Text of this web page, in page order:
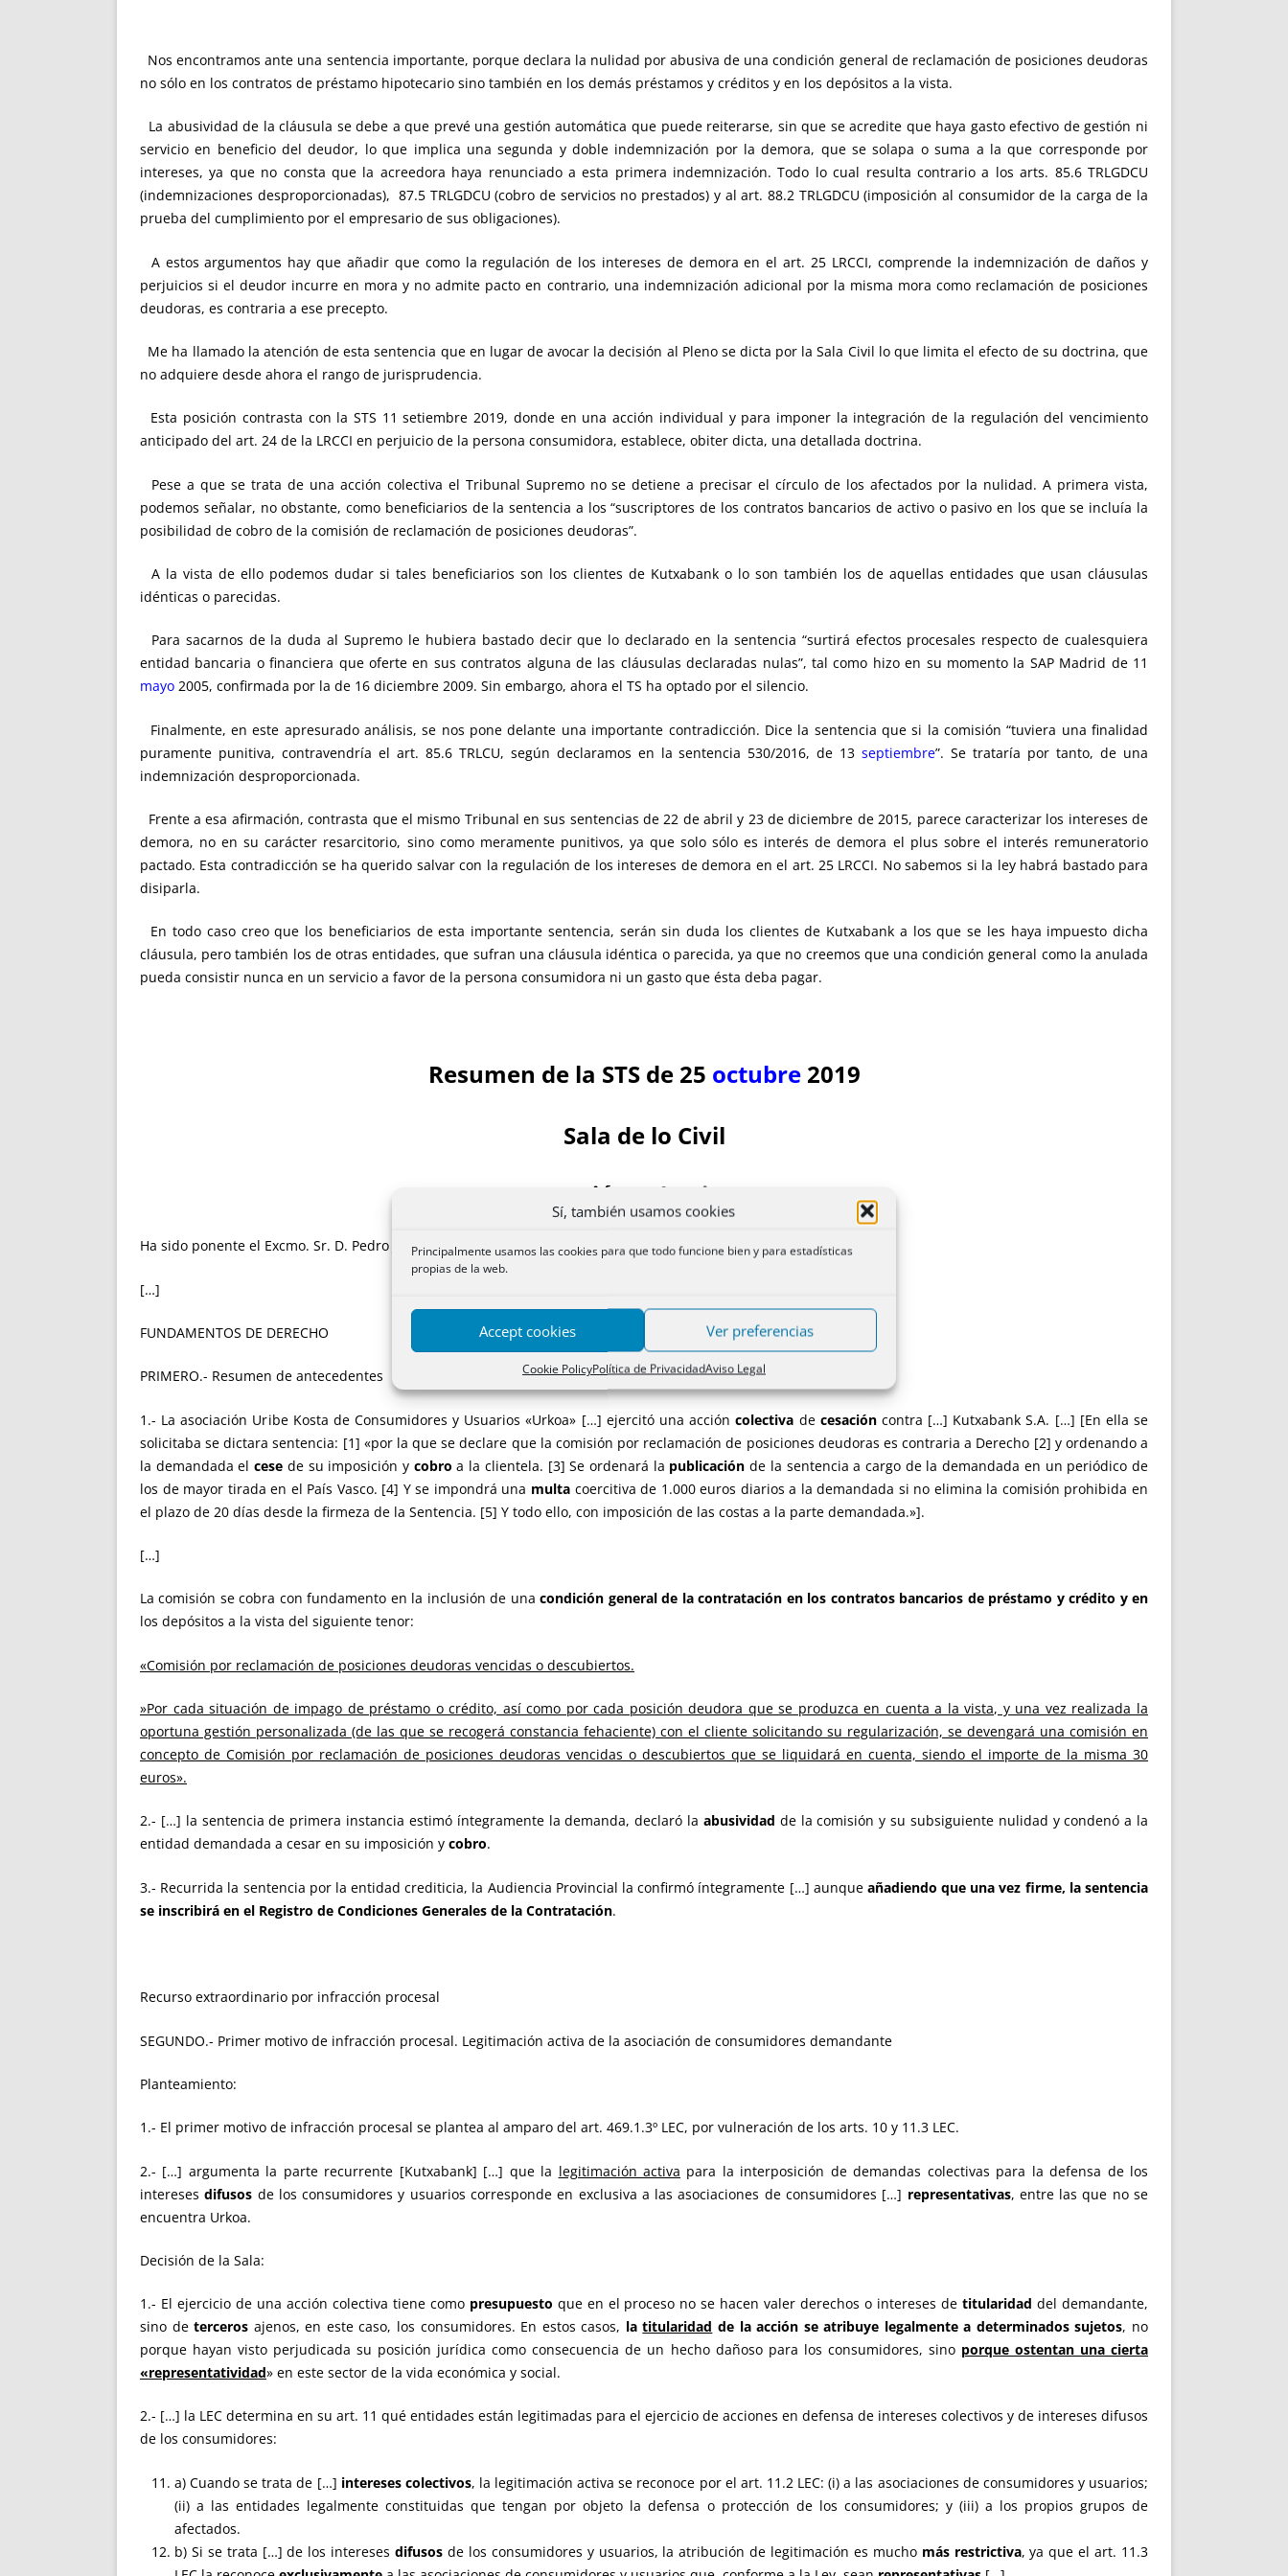
Sí, también usamos cookies
Principalmente usamos las cookies para que todo funcione bien y para estadísticas
propias de la web.
Accept cookies Ver preferencias
Cookie PolicyPolítica de PrivacidadAviso Legal
Nos encontramos ante una sentencia importante, porque declara la nulidad por abusiva de una condición general de reclamación de posiciones deudoras
no sólo en los contratos de préstamo hipotecario sino también en los demás préstamos y créditos y en los depósitos a la vista.
La abusividad de la cláusula se debe a que prevé una gestión automática que puede reiterarse, sin que se acredite que haya gasto efectivo de gestión ni
servicio en beneficio del deudor, lo que implica una segunda y doble indemnización por la demora, que se solapa o suma a la que corresponde por
intereses, ya que no consta que la acreedora haya renunciado a esta primera indemnización. Todo lo cual resulta contrario a los arts. 85.6 TRLGDCU
(indemnizaciones desproporcionadas), 87.5 TRLGDCU (cobro de servicios no prestados) y al art. 88.2 TRLGDCU (imposición al consumidor de la carga de la
prueba del cumplimiento por el empresario de sus obligaciones).
A estos argumentos hay que añadir que como la regulación de los intereses de demora en el art. 25 LRCCI, comprende la indemnización de daños y
perjuicios si el deudor incurre en mora y no admite pacto en contrario, una indemnización adicional por la misma mora como reclamación de posiciones
deudoras, es contraria a ese precepto.
Me ha llamado la atención de esta sentencia que en lugar de avocar la decisión al Pleno se dicta por la Sala Civil lo que limita el efecto de su doctrina, que
no adquiere desde ahora el rango de jurisprudencia.
Esta posición contrasta con la STS 11 setiembre 2019, donde en una acción individual y para imponer la integración de la regulación del vencimiento
anticipado del art. 24 de la LRCCI en perjuicio de la persona consumidora, establece, obiter dicta, una detallada doctrina.
Pese a que se trata de una acción colectiva el Tribunal Supremo no se detiene a precisar el círculo de los afectados por la nulidad. A primera vista,
podemos señalar, no obstante, como beneficiarios de la sentencia a los “suscriptores de los contratos bancarios de activo o pasivo en los que se incluía la
posibilidad de cobro de la comisión de reclamación de posiciones deudoras”.
A la vista de ello podemos dudar si tales beneficiarios son los clientes de Kutxabank o lo son también los de aquellas entidades que usan cláusulas
idénticas o parecidas.
Para sacarnos de la duda al Supremo le hubiera bastado decir que lo declarado en la sentencia “surtirá efectos procesales respecto de cualesquiera
entidad bancaria o financiera que oferte en sus contratos alguna de las cláusulas declaradas nulas”, tal como hizo en su momento la SAP Madrid de 11
mayo 2005, confirmada por la de 16 diciembre 2009. Sin embargo, ahora el TS ha optado por el silencio.
Finalmente, en este apresurado análisis, se nos pone delante una importante contradicción. Dice la sentencia que si la comisión “tuviera una finalidad
puramente punitiva, contravendría el art. 85.6 TRLCU, según declaramos en la sentencia 530/2016, de 13septiembre”. Se trataría por tanto, de una
indemnización desproporcionada.
Frente a esa afirmación, contrasta que el mismo Tribunal en sus sentencias de 22 de abril y 23 de diciembre de 2015, parece caracterizar los intereses de
demora, no en su carácter resarcitorio, sino como meramente punitivos, ya que solo sólo es interés de demora el plus sobre el interés remuneratorio
pactado. Esta contradicción se ha querido salvar con la regulación de los intereses de demora en el art. 25 LRCCI. No sabemos si la ley habrá bastado para
disiparla.
En todo caso creo que los beneficiarios de esta importante sentencia, serán sin duda los clientes de Kutxabank a los que se les haya impuesto dicha
cláusula, pero también los de otras entidades, que sufran una cláusula idéntica o parecida, ya que no creemos que una condición general como la anulada
pueda consistir nunca en un servicio a favor de la persona consumidora ni un gasto que ésta deba pagar.
Resumen de la STS de 25 octubre2019
Sala de lo Civil
Acción colectiva
Ha sido ponente el Excmo. Sr. D. Pedro José Vela Torres.
[…]
FUNDAMENTOS DE DERECHO
PRIMERO.- Resumen de antecedentes
1.- La asociación Uribe Kosta de Consumidores y Usuarios «Urkoa» […] ejercitó una accióncolectiva de cesacióncontra […] Kutxabank S.A. […] [En ella se
solicitaba se dictara sentencia: [1] «por la que se declare que la comisión por reclamación de posiciones deudoras es contraria a Derecho [2] y ordenando a
la demandada elcese de su imposición y cobro a la clientela. [3] Se ordenará la publicación de la sentencia a cargo de la demandada en un periódico de
los de mayor tirada en el País Vasco. [4] Y se impondrá una multacoercitiva de 1.000 euros diarios a la demandada si no elimina la comisión prohibida en
el plazo de 20 días desde la firmeza de la Sentencia. [5] Y todo ello, con imposición de las costas a la parte demandada.»].
[…]
La comisión se cobra con fundamento en la inclusión de unacondición general de la contratación en los contratos bancarios de préstamo y crédito y en
los depósitos a la vista del siguiente tenor:
«Comisión por reclamación de posiciones deudoras vencidas o descubiertos.
»Por cada situación de impago de préstamo o crédito, así como por cada posición deudora que se produzca en cuenta a la vista, y una vez realizada la
oportuna gestión personalizada (de las que se recogerá constancia fehaciente) con el cliente solicitando su regularización, se devengará una comisión en
concepto de Comisión por reclamación de posiciones deudoras vencidas o descubiertos que se liquidará en cuenta, siendo el importe de la misma 30
euros».
2.- […] la sentencia de primera instancia estimó íntegramente la demanda, declaró la abusividad de la comisión y su subsiguiente nulidad y condenó a la
entidad demandada a cesar en su imposición y cobro.
3.- Recurrida la sentencia por la entidad crediticia, la Audiencia Provincial la confirmó íntegramente […] aunque añadiendo que una vez firme, la sentencia
se inscribirá en el Registro de Condiciones Generales de la Contratación.
Recurso extraordinario por infracción procesal
SEGUNDO.- Primer motivo de infracción procesal. Legitimación activa de la asociación de consumidores demandante
Planteamiento:
1.- El primer motivo de infracción procesal se plantea al amparo del art. 469.1.3º LEC, por vulneración de los arts. 10 y 11.3 LEC.
2.- […] argumenta la parte recurrente [Kutxabank] […] que la legitimación activa para la interposición de demandas colectivas para la defensa de los
interesesdifusos de los consumidores y usuarios corresponde en exclusiva a las asociaciones de consumidores […] representativas, entre las que no se
encuentra Urkoa.
Decisión de la Sala:
1.- El ejercicio de una acción colectiva tiene como presupuesto que en el proceso no se hacen valer derechos o intereses detitularidad del demandante,
sino deterceros ajenos, en este caso, los consumidores. En estos casos, latitularidad de la acción se atribuye legalmente a determinados sujetos, no
porque hayan visto perjudicada su posición jurídica como consecuencia de un hecho dañoso para los consumidores, sino porque ostentan una cierta
«representatividad» en este sector de la vida económica y social.
2.- […] la LEC determina en su art. 11 qué entidades están legitimadas para el ejercicio de acciones en defensa de intereses colectivos y de intereses difusos
de los consumidores:
a) Cuando se trata de […] intereses colectivos, la legitimación activa se reconoce por el art. 11.2 LEC: (i) a las asociaciones de consumidores y usuarios;
(ii) a las entidades legalmente constituidas que tengan por objeto la defensa o protección de los consumidores; y (iii) a los propios grupos de
afectados.
b) Si se trata […] de los interesesdifusos de los consumidores y usuarios, la atribución de legitimación es mucho más restrictiva, ya que el art. 11.3